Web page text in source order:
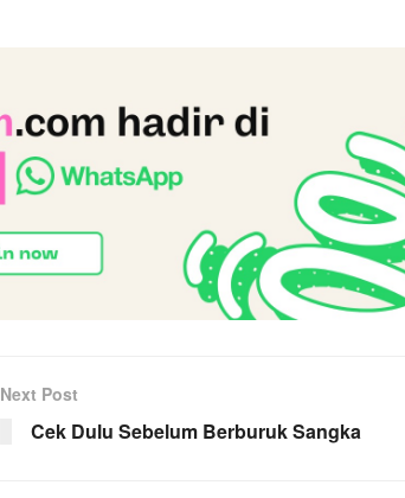
Next Post
Cek Dulu Sebelum Berburuk Sangka